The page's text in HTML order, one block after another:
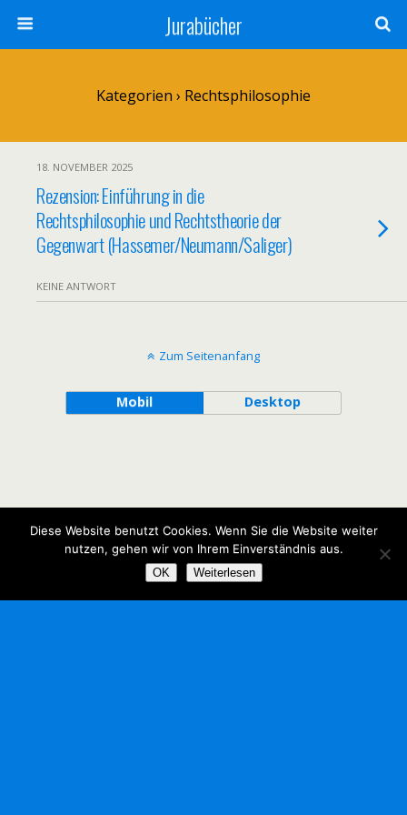
Jurabücher
Kategorien › Rechtsphilosophie
18. NOVEMBER 2025
Rezension: Einführung in die
Rechtsphilosophie und Rechtstheorie der
Gegenwart (Hassemer/Neumann/Saliger)
KEINE ANTWORT
Zum Seitenanfang
Mobil Desktop
Diese Website benutzt Cookies. Wenn Sie die Website weiter
nutzen, gehen wir von Ihrem Einverständnis aus.
OK Weiterlesen